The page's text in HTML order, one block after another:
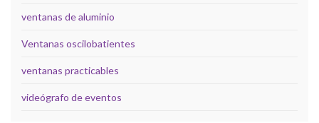
ventanas de aluminio
Ventanas oscilobatientes
ventanas practicables
videógrafo de eventos